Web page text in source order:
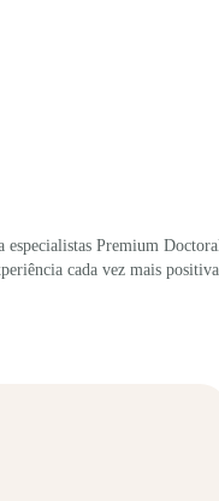
especialistas Premium
cada vez mais